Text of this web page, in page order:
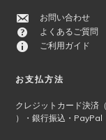
お問い合わせ
よくあるご質問
ご利用ガイド
お支払方法
クレジットカード決済
）・銀行振込・PayPal